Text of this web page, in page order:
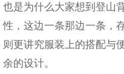
也是为什么大家想到登山
性，这边一条那边一条，
则更讲究服装上的搭配与
余的设计。